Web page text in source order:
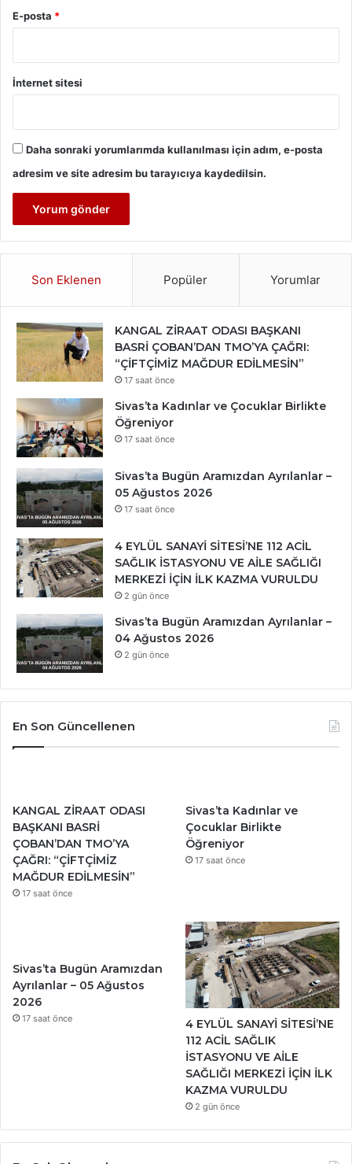
E-posta *
İnternet sitesi
Daha sonraki yorumlarımda kullanılması için adım, e-posta
adresim ve site adresim bu tarayıcıya kaydedilsin.
Son Eklenen Popüler Yorumlar
KANGAL ZİRAAT ODASI BAŞKANI
BASRİ ÇOBAN’DAN TMO’YA ÇAĞRI:
“ÇİFTÇİMİZ MAĞDUR EDİLMESİN”
17 saat önce
Sivas’ta Kadınlar ve Çocuklar Birlikte
Öğreniyor
17 saat önce
Sivas’ta Bugün Aramızdan Ayrılanlar –
05 Ağustos 2026
17 saat önce
4 EYLÜL SANAYİ SİTESİ’NE 112 ACİL
SAĞLIK İSTASYONU VE AİLE SAĞLIĞI
MERKEZİ İÇİN İLK KAZMA VURULDU
2 gün önce
Sivas’ta Bugün Aramızdan Ayrılanlar –
04 Ağustos 2026
2 gün önce
En Son Güncellenen
KANGAL ZİRAAT ODASI
BAŞKANI BASRİ
ÇOBAN’DAN TMO’YA
ÇAĞRI: “ÇİFTÇİMİZ
MAĞDUR EDİLMESİN”
17 saat önce
Sivas’ta Kadınlar ve
Çocuklar Birlikte
Öğreniyor
17 saat önce
Sivas’ta Bugün Aramızdan
Ayrılanlar – 05 Ağustos
2026
17 saat önce
4 EYLÜL SANAYİ SİTESİ’NE
112 ACİL SAĞLIK
İSTASYONU VE AİLE
SAĞLIĞI MERKEZİ İÇİN İLK
KAZMA VURULDU
2 gün önce